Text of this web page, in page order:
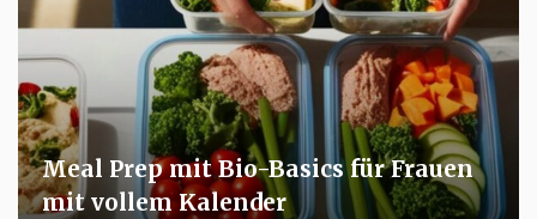
Meal Prep mit Bio-Basics für Frauen
mit vollem Kalender